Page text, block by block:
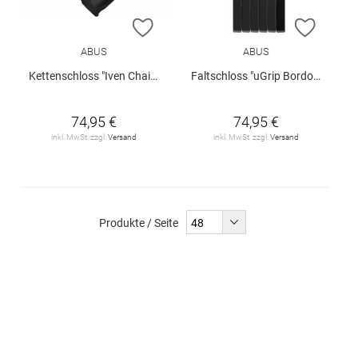
ZUR WUNSCHLISTE HINZUFÜGEN
ABUS
Kettenschloss "Iven Chain 8210/85"
74,95 €
inkl. MwSt. zzgl.Versand
ZUR
ABUS
Faltschloss "uGrip Bordo™ 5700K/80+SH"
74,95 €
inkl. MwSt. zzgl.Versand
Produkte / Seite